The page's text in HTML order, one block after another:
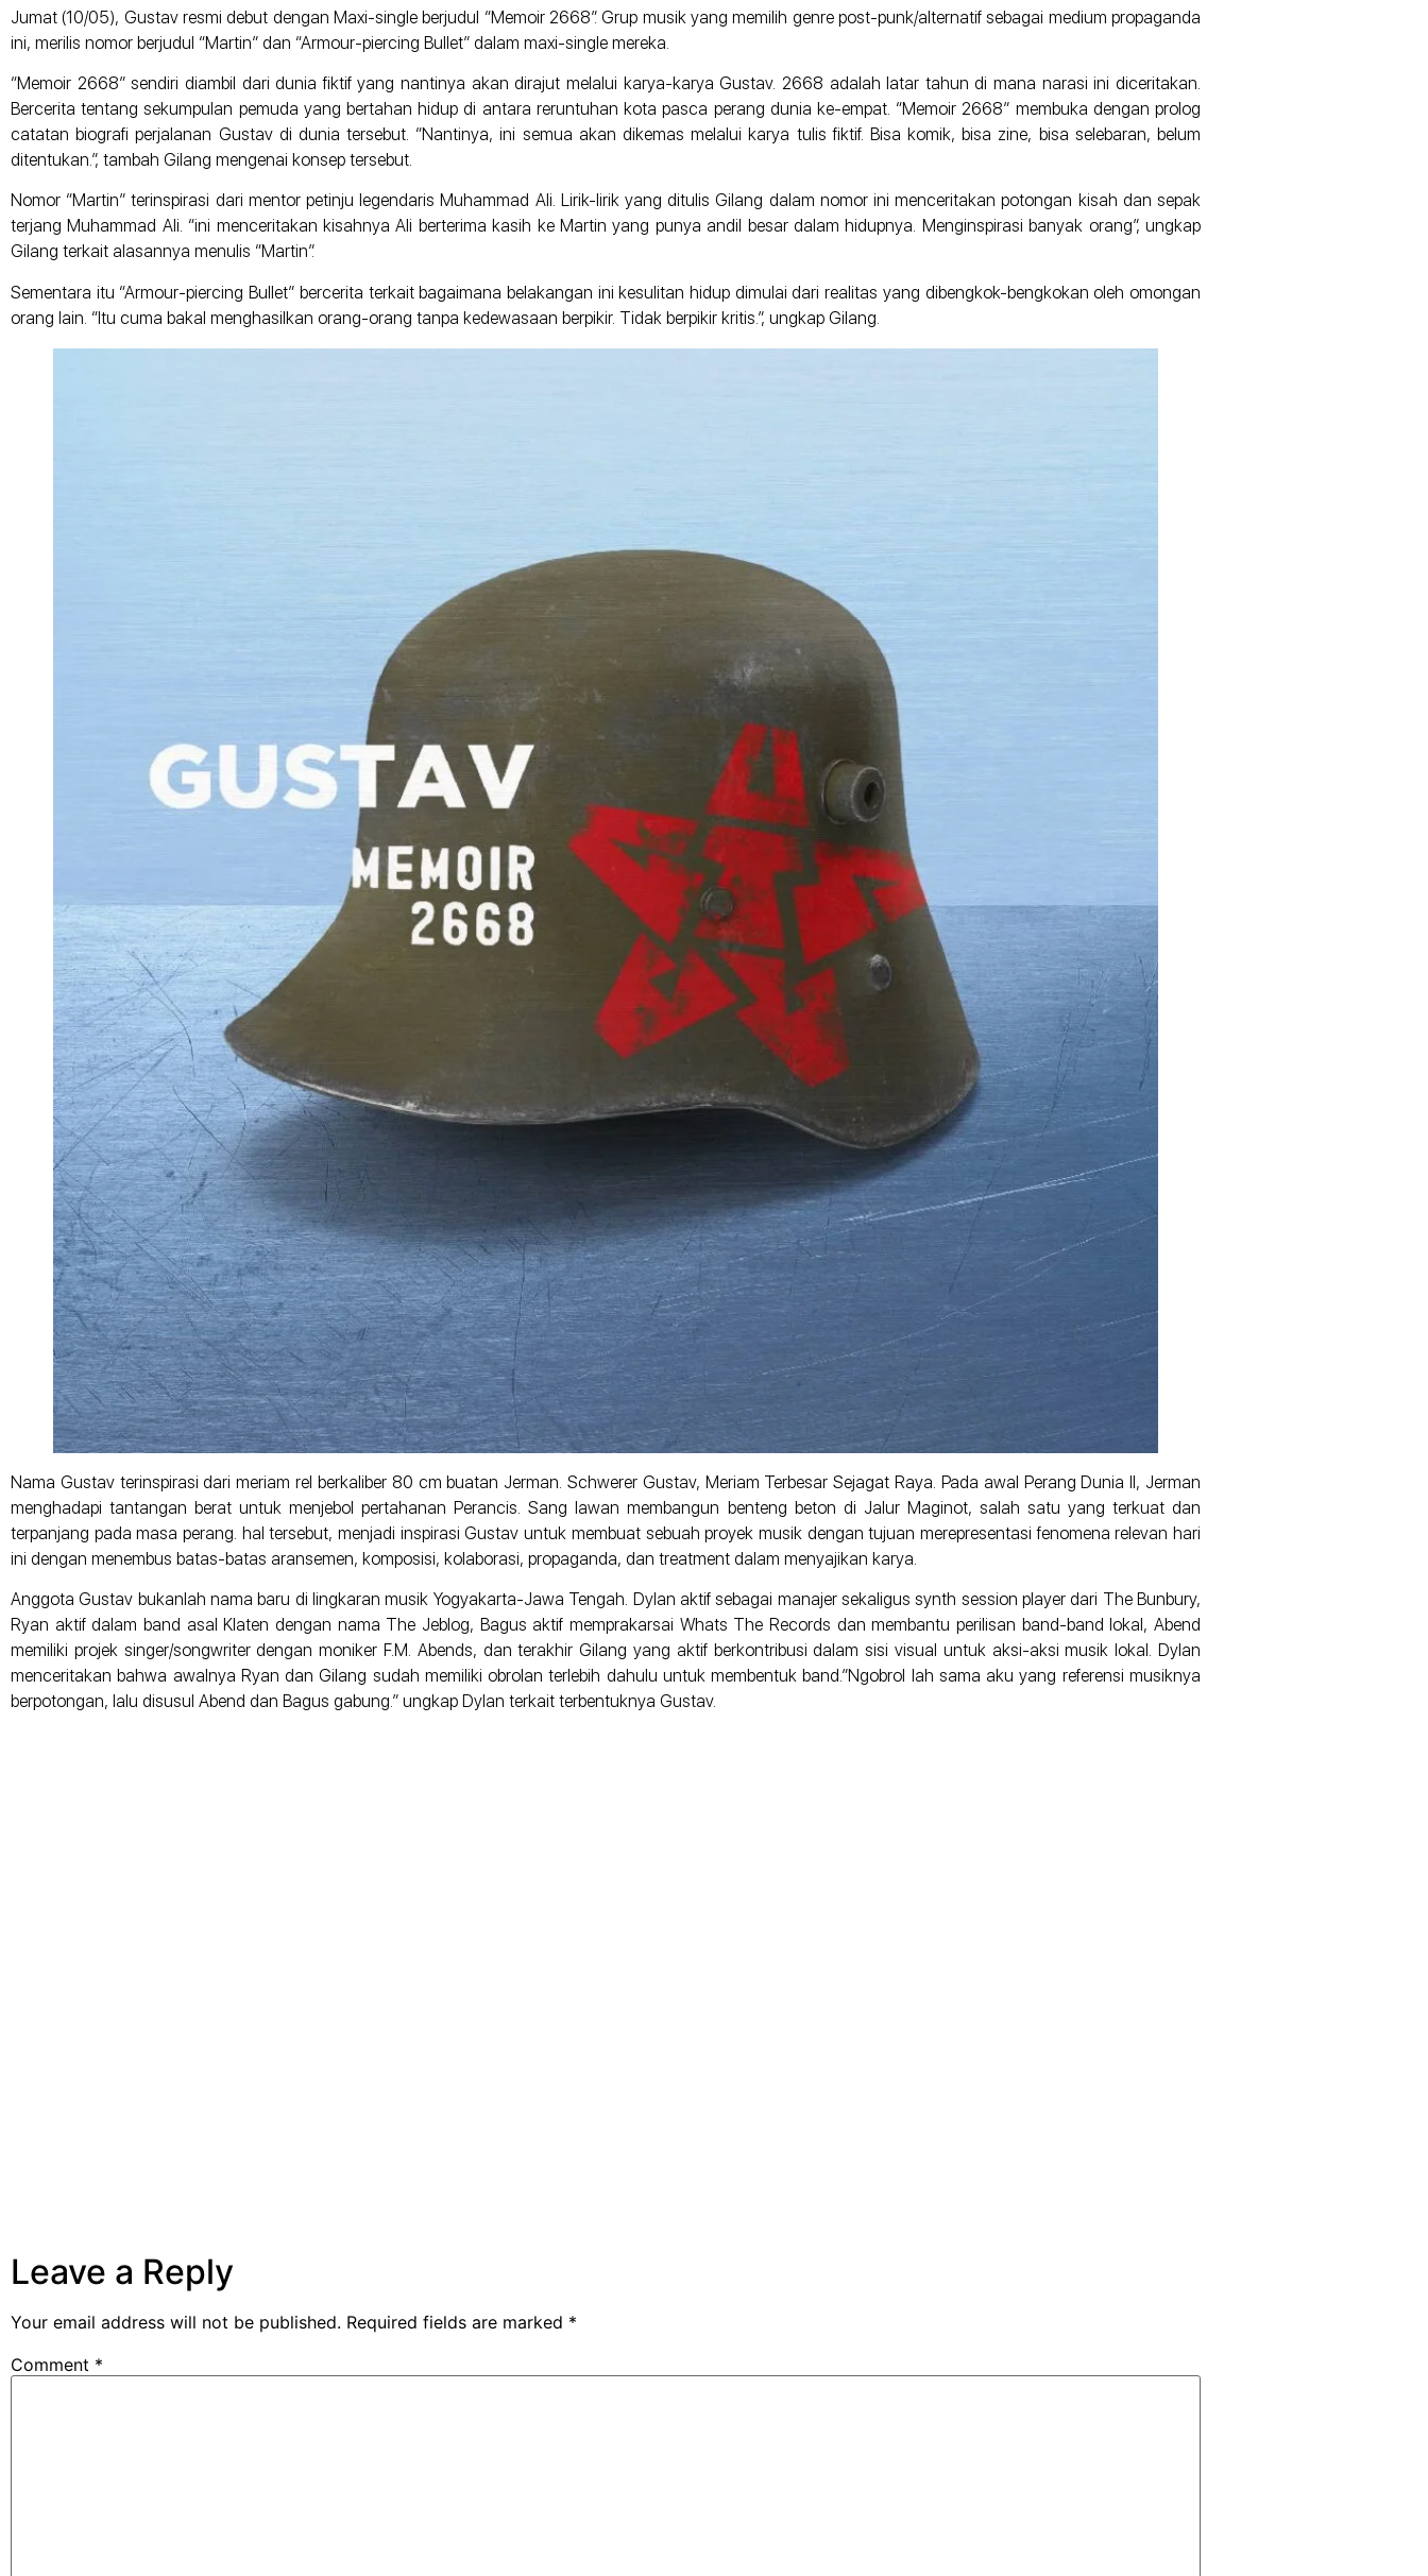
Jumat (10/05), Gustav resmi debut dengan Maxi-single berjudul “Memoir 2668”. Grup musik yang memilih genre post-punk/alternatif sebagai medium propaganda
ini, merilis nomor berjudul “Martin” dan “Armour-piercing Bullet” dalam maxi-single mereka.
“Memoir 2668” sendiri diambil dari dunia fiktif yang nantinya akan dirajut melalui karya-karya Gustav. 2668 adalah latar tahun di mana narasi ini diceritakan.
Bercerita tentang sekumpulan pemuda yang bertahan hidup di antara reruntuhan kota pasca perang dunia ke-empat. “Memoir 2668” membuka dengan prolog
catatan biografi perjalanan Gustav di dunia tersebut. “Nantinya, ini semua akan dikemas melalui karya tulis fiktif. Bisa komik, bisa zine, bisa selebaran, belum
ditentukan.”, tambah Gilang mengenai konsep tersebut.
Nomor “Martin” terinspirasi dari mentor petinju legendaris Muhammad Ali. Lirik-lirik yang ditulis Gilang dalam nomor ini menceritakan potongan kisah dan sepak
terjang Muhammad Ali. “ini menceritakan kisahnya Ali berterima kasih ke Martin yang punya andil besar dalam hidupnya. Menginspirasi banyak orang”, ungkap
Gilang terkait alasannya menulis “Martin”.
Sementara itu “Armour-piercing Bullet” bercerita terkait bagaimana belakangan ini kesulitan hidup dimulai dari realitas yang dibengkok-bengkokan oleh omongan
orang lain. “Itu cuma bakal menghasilkan orang-orang tanpa kedewasaan berpikir. Tidak berpikir kritis.”, ungkap Gilang.
Nama Gustav terinspirasi dari meriam rel berkaliber 80 cm buatan Jerman. Schwerer Gustav, Meriam Terbesar Sejagat Raya. Pada awal Perang Dunia II, Jerman
menghadapi tantangan berat untuk menjebol pertahanan Perancis. Sang lawan membangun benteng beton di Jalur Maginot, salah satu yang terkuat dan
terpanjang pada masa perang. hal tersebut, menjadi inspirasi Gustav untuk membuat sebuah proyek musik dengan tujuan merepresentasi fenomena relevan hari
ini dengan menembus batas-batas aransemen, komposisi, kolaborasi, propaganda, dan treatment dalam menyajikan karya.
Anggota Gustav bukanlah nama baru di lingkaran musik Yogyakarta-Jawa Tengah. Dylan aktif sebagai manajer sekaligus synth session player dari The Bunbury,
Ryan aktif dalam band asal Klaten dengan nama The Jeblog, Bagus aktif memprakarsai Whats The Records dan membantu perilisan band-band lokal, Abend
memiliki projek singer/songwriter dengan moniker F.M. Abends, dan terakhir Gilang yang aktif berkontribusi dalam sisi visual untuk aksi-aksi musik lokal. Dylan
menceritakan bahwa awalnya Ryan dan Gilang sudah memiliki obrolan terlebih dahulu untuk membentuk band.”Ngobrol lah sama aku yang referensi musiknya
berpotongan, lalu disusul Abend dan Bagus gabung.” ungkap Dylan terkait terbentuknya Gustav.
Leave a Reply
Your email address will not be published. Required fields are marked *
Comment *